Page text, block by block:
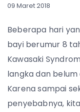
09 Maret 2018
Beberapa hari
bayi berumur 8
Kawasaki
langka dan
Karena sampai
penyebabnya,